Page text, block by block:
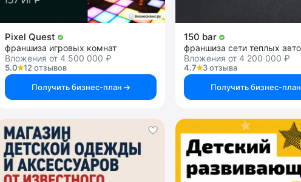
Pixel Quest
франшиза игровых комнат
Вложения от 4 500 000 ₽
5.0
12 отзывов
Получить бизнес-план
150 bar
Вложения от 4 200 000 ₽
4.7
3 отзыва
Получить бизнес-план